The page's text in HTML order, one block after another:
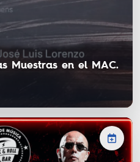
Muestras en el MAC.